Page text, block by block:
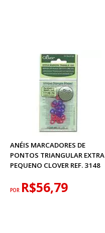
ANÉIS MARCADORES DE
PONTOS TRIANGULAR EXTRA
PEQUENO CLOVER REF. 3148
POR R$56,79